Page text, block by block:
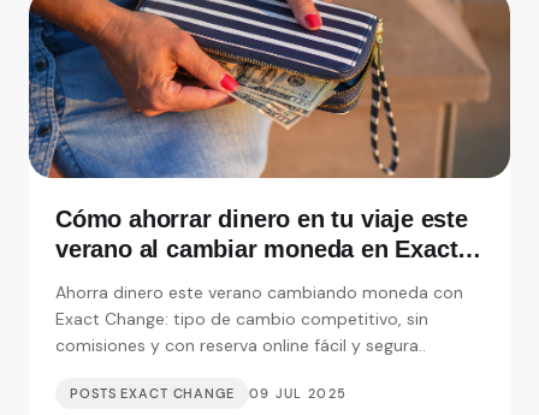
Cómo ahorrar dinero en tu viaje este
verano al cambiar moneda en Exact
Ahorra dinero este verano cambiando moneda con
Exact Change: tipo de cambio competitivo, sin
comisiones y con reserva online fácil y segura..
POSTS EXACT CHANGE 09 JUL 2025